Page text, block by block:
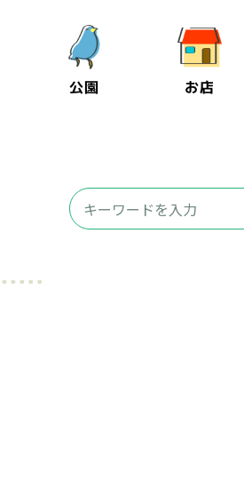
公園 お店